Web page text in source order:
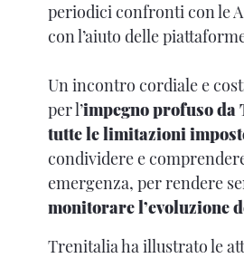
periodici confronti con le
con l’aiuto delle
Un incontro cordiale e
per l’impegno profuso
tutte le limitazioni
condividere e
emergenza, per rendere
monitorare l’evoluzione
Trenitalia ha illustrato le